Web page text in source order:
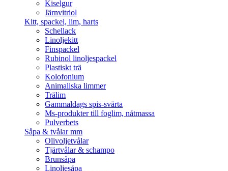
Kiselgur
Järnvitriol
Kitt, spackel, lim, harts
Schellack
Linoljekitt
Finspackel
Rubinol linoljespackel
Plastiskt trä
Kolofonium
Animaliska limmer
Trälim
Gammaldags spis-svärta
Ms-produkter till foglim, nåtmassa
Pulverbets
Såpa & tvålar mm
Olivoljetvålar
Tjärtvålar & schampo
Brunsåpa
Linoljesåpa